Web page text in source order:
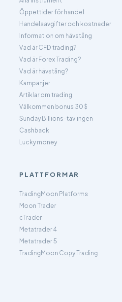
Öppettider för handel
Handelsavgifter och kostnader
Information om hävstång
Vad är CFD trading?
Vad är Forex Trading?
Vad är hävstång?
Kampanjer
Artiklar om trading
Välkommen bonus 30 $
Sunday Billions-tävlingen
Cashback
Lucky money
PLATTFORMAR
TradingMoon Platforms
Moon Trader
cTrader
Metatrader 4
Metatrader 5
TradingMoon Copy Trading